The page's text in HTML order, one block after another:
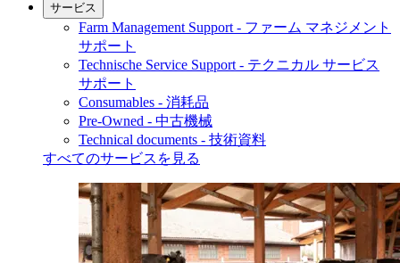
サービス
Farm Management Support - ファーム マネジメント
サポート
Technische Service Support - テクニカル サービス
サポート
Consumables - 消耗品
Pre-Owned - 中古機械
Technical documents - 技術資料
すべてのサービスを見る